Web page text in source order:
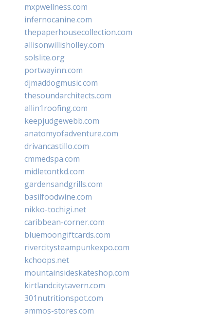
mxpwellness.com
infernocanine.com
thepaperhousecollection.com
allisonwillisholley.com
solslite.org
portwayinn.com
djmaddogmusic.com
thesoundarchitects.com
allin1roofing.com
keepjudgewebb.com
anatomyofadventure.com
drivancastillo.com
cmmedspa.com
midletontkd.com
gardensandgrills.com
basilfoodwine.com
nikko-tochigi.net
caribbean-corner.com
bluemoongiftcards.com
rivercitysteampunkexpo.com
kchoops.net
mountainsideskateshop.com
kirtlandcitytavern.com
301nutritionspot.com
ammos-stores.com